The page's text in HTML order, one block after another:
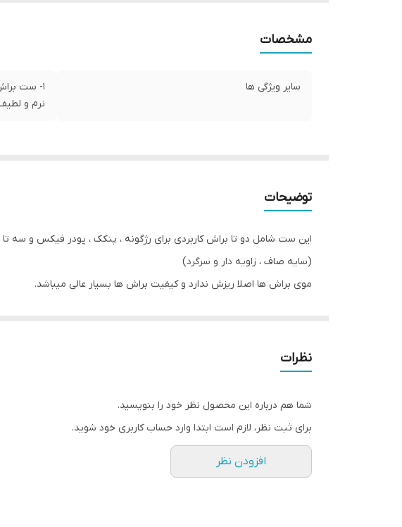
مشخصات
سایر ویژگی ها
نرم و لطیف ۶- شیک و
توضیحات
این ست شامل دو تا براش کاربردی برای رژگونه ، پنکک ، پودر فیکس و سه
(سایه صاف ، زاویه دار و سرگرد)
موی براش ها اصلا ریزش ندارد و کیفیت براش ها بسیار عالی میباشد.
ست براش 5 عددی
شامل براش پودری جهت پخش کردن پنکیک، رژگونه و پودر فیکس و بیک
براش‌های سایه چشم سرگرد برای ترکیب کردن رنگ‌ها و ریزکاری‌های آرایش
این ست با اندازه کوچک بسیار مناسب داخل کیف می باشد.
نظرات
شما هم درباره این محصول نظر خود را بنویسید.
برای ثبت نظر، لازم است ابتدا وارد حساب کاربری خود شوید.
افزودن نظر